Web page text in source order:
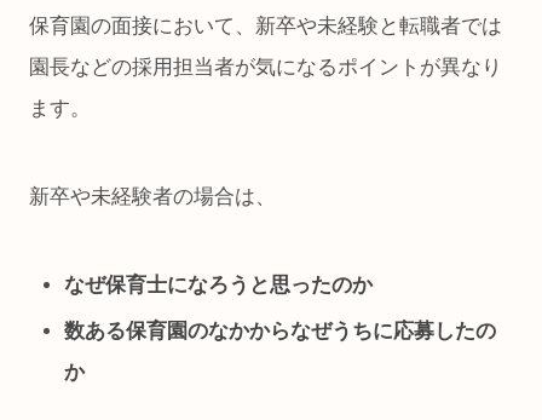
保育園の面接において、新卒や未経験と転職者では
園長などの採用担当者が気になるポイントが異なり
ます。
新卒や未経験者の場合は、
なぜ保育士になろうと思ったのか
数ある保育園のなかからなぜうちに応募したの
か